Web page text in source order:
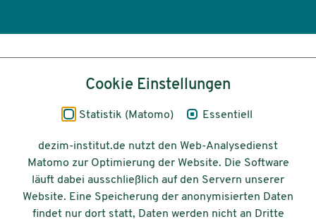
Impressum
Datenschutz
Barrierefreiheit
© 2026 Deutsches Zentrum für
Integrations-
Cookie Einstellungen
Statistik (Matomo) Essentiell
dezim-institut.de nutzt den Web-Analysedienst
Matomo zur Optimierung der Website. Die Software
läuft dabei ausschließlich auf den Servern unserer
Website. Eine Speicherung der anonymisierten Daten
findet nur dort statt, Daten werden nicht an Dritte